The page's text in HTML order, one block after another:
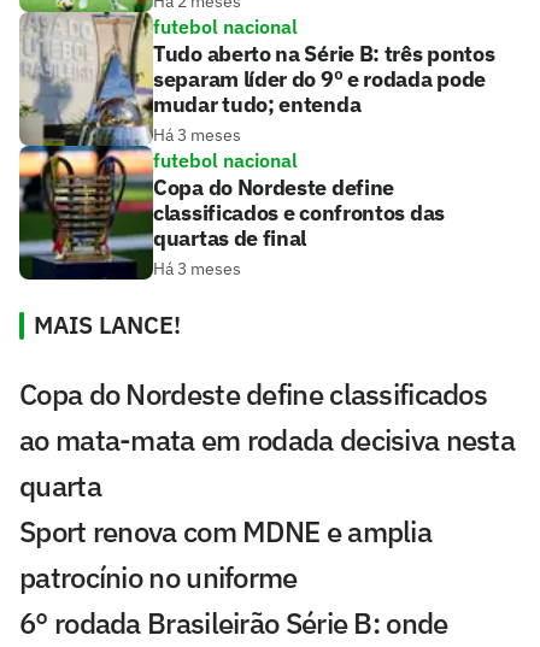
futebol nacional
Tudo aberto na Série B: três pontos
separam líder do 9º e rodada pode
mudar tudo; entenda
Há 3 meses
futebol nacional
Copa do Nordeste define
classificados e confrontos das
quartas de final
Há 3 meses
MAIS LANCE!
Copa do Nordeste define classificados
ao mata-mata em rodada decisiva nesta
quarta
Sport renova com MDNE e amplia
patrocínio no uniforme
6° rodada Brasileirão Série B: onde